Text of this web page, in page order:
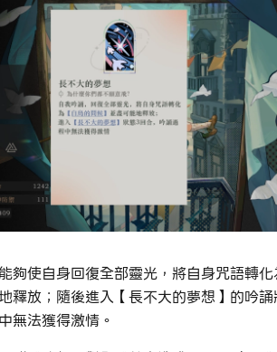
夠使自身回復全部靈光，將自身咒語轉
釋放；隨後進入【長不大的夢想】的吟
無法獲得激情。